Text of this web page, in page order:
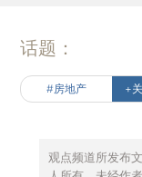
话题：
#房地产 +
观点频道所发布